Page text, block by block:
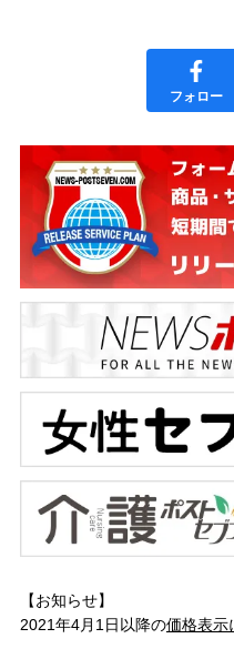
フォロー
【お知らせ】
2021年4月1日以降の価格表示